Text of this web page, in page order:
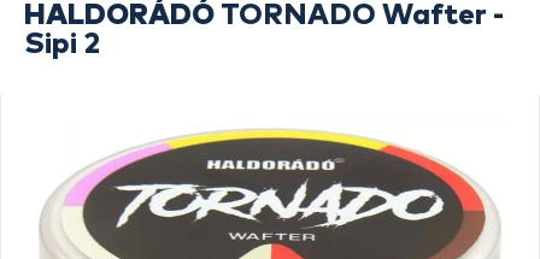
HALDORÁDÓ TORNADO Wafter -
Sipi 2